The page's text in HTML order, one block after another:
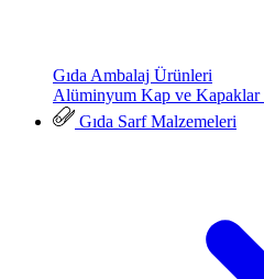
Gıda Ambalaj Ürünleri
Alüminyum Kap ve Kapaklar
Gıda Sarf Malzemeleri